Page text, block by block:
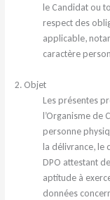
le Candidat ou
respect des
applicable,
caractère
2. Objet
Les présentes
l’Organisme de
personne
la délivrance, le
DPO attestant
aptitude à
données